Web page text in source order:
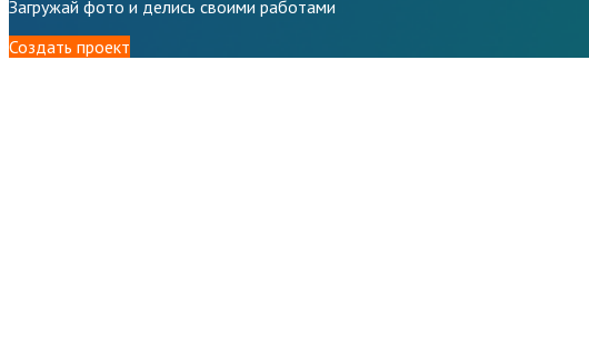
Загружай фото и делись своими работами
Создать проект